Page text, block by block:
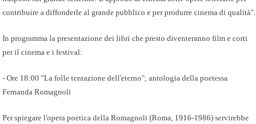
contribuire a diffonderle al grande pubblico e per produrre cinema di qualità".
In programma la presentazione dei libri che presto diventeranno film e corti
per il cinema e i festival:
- Ore 18:00 "La folle tentazione dell'eterno"; antologia della poetessa
Fernanda Romagnoli
Per spiegare l'opera poetica della Romagnoli (Roma, 1916-1986) servirebbe